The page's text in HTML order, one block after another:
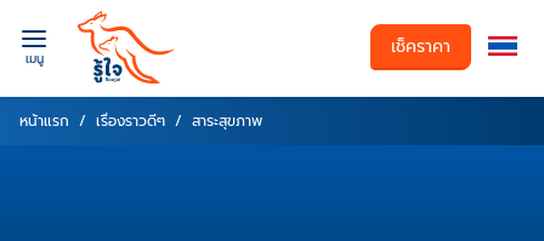
เมนู เช็คราคา
หน้าแรก เรื่องราวดีๆ สาระสุขภาพ